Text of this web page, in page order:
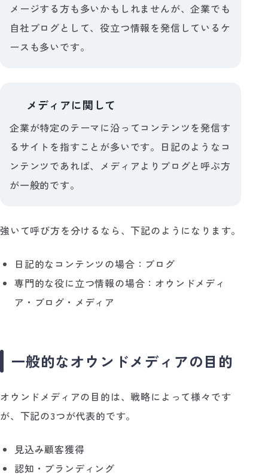
メージする方も多いかもしれませんが、企業でも
自社ブログとして、役立つ情報を発信しているケ
ースも多いです。
メディアに関して
企業が特定のテーマに沿ってコンテンツを発信す
るサイトを指すことが多いです。日記のようなコ
ンテンツであれば、メディアよりブログと呼ぶ方
が一般的です。
強いて呼び方を分けるなら、下記のようになります。
日記的なコンテンツの場合：ブログ
専門的な役に立つ情報の場合：オウンドメディ
ア・ブログ・メディア
一般的なオウンドメディアの目的
オウンドメディアの目的は、戦略によって様々です
が、下記の3つが代表的です。
見込み顧客獲得
認知・ブランディング